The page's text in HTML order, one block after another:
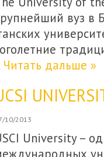
вуз в
Читать дальше »
10/2013
University –